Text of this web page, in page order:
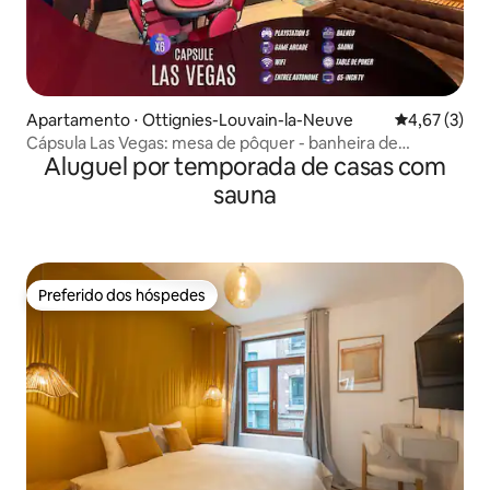
Apartamento ⋅ Ottignies-Louvain-la-Neuve 4,67 de
4,67 (3)
Cápsula Las Vegas: mesa de pôquer - banheira de
hidromassagem - sauna
Aluguel por temporada de casas com
sauna
Preferido dos hóspedes
Preferido dos hóspedes